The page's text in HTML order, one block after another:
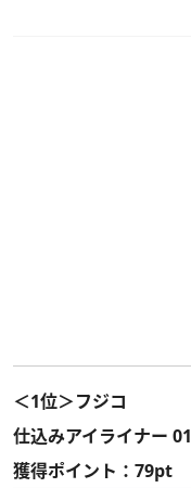
＜1位＞フジコ
仕込みアイライナー 01
獲得ポイント：79pt